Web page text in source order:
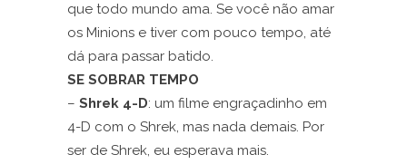
que todo mundo ama. Se você não amar
os Minions e tiver com pouco tempo, até
dá para passar batido.
SE SOBRAR TEMPO
– Shrek 4-D: um filme engraçadinho em
4-D com o Shrek, mas nada demais. Por
ser de Shrek, eu esperava mais.